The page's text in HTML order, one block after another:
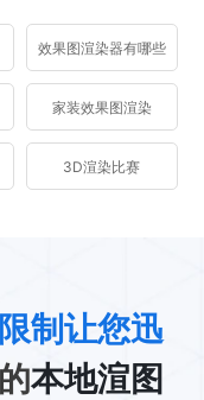
效果图渲染器有哪些
家装效果图渲染
3D渲染比赛
制让您迅
本地渲图